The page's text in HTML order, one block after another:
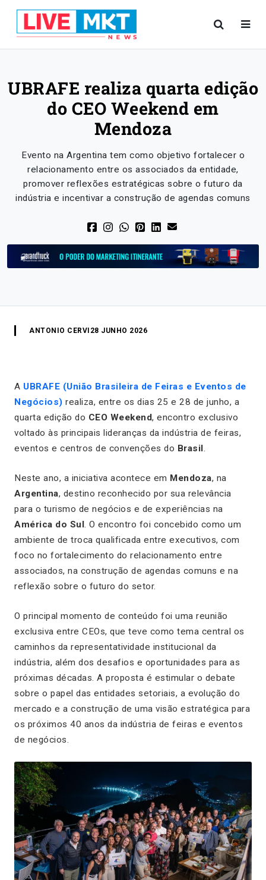
UBRAFE realiza quarta edição
do CEO Weekend em
Mendoza
Evento na Argentina tem como objetivo fortalecer o
relacionamento entre os associados da entidade,
promover reflexões estratégicas sobre o futuro da
indústria e incentivar a construção de agendas comuns
ANTONIO CERVI 28 JUNHO 2026
A UBRAFE (União Brasileira de Feiras e Eventos de
Negócios) realiza, entre os dias 25 e 28 de junho, a
quarta edição do CEO Weekend, encontro exclusivo
voltado às principais lideranças da indústria de feiras,
eventos e centros de convenções do Brasil.
Neste ano, a iniciativa acontece em Mendoza, na
Argentina, destino reconhecido por sua relevância
para o turismo de negócios e de experiências na
América do Sul. O encontro foi concebido como um
ambiente de troca qualificada entre executivos, com
foco no fortalecimento do relacionamento entre
associados, na construção de agendas comuns e na
reflexão sobre o futuro do setor.
O principal momento de conteúdo foi uma reunião
exclusiva entre CEOs, que teve como tema central os
caminhos da representatividade institucional da
indústria, além dos desafios e oportunidades para as
próximas décadas. A proposta é estimular o debate
sobre o papel das entidades setoriais, a evolução do
mercado e a construção de uma visão estratégica para
os próximos 40 anos da indústria de feiras e eventos
de negócios.